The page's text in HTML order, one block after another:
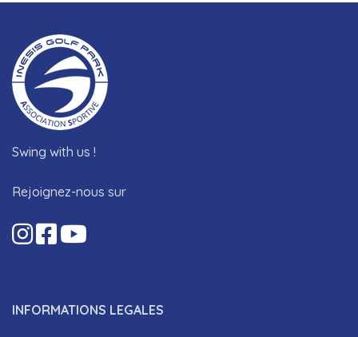
Swing with us !
Rejoignez-nous sur
INFORMATIONS LEGALES